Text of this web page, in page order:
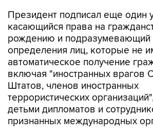
Президент подписал еще один
касающийся права на
рождению и подразумевающий
определения лиц, которые не
автоматическое получение
включая "иностранных врагов
Штатов, членов иностранных
террористических
детьми дипломатов и
признанных международных